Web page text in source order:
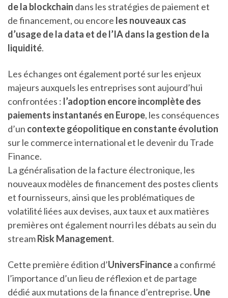
de la blockchain dans les stratégies de paiement et
de financement, ou encore les nouveaux cas
d’usage de la data et de l’IA dans la gestion de la
liquidité.
Les échanges ont également porté sur les enjeux
majeurs auxquels les entreprises sont aujourd’hui
confrontées : l’adoption encore incomplète des
paiements instantanés en Europe, les conséquences
d’un contexte géopolitique en constante évolution
sur le commerce international et le devenir du Trade
Finance.
La généralisation de la facture électronique, les
nouveaux modèles de financement des postes clients
et fournisseurs, ainsi que les problématiques de
volatilité liées aux devises, aux taux et aux matières
premières ont également nourri les débats au sein du
streamRisk Management.
Cette première édition d’UniversFinancea confirmé
l’importance d’un lieu de réflexion et de partage
dédié aux mutations de la finance d’entreprise. Une